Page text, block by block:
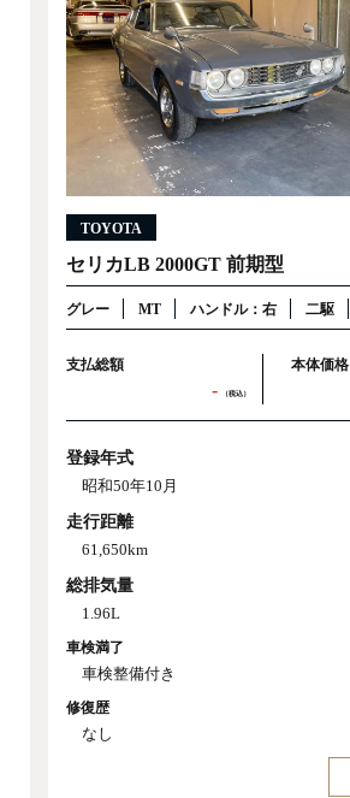
TOYOTA
セリカLB 2000GT 前期型
グレー MT ハンドル：右 二駆
支払総額
- （税込）
本体価格
登録年式
昭和50年10月
走行距離
61,650km
総排気量
1.96L
車検満了
車検整備付き
修復歴
なし